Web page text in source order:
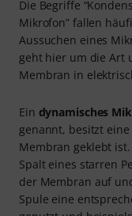
Die Begriffe
Mikrofon” fallen
Aussuchen eines
geht hier um die Art
Membran in
Ein dynamisches
genannt, besitzt
Membran geklebt
Spalt eines starren
der Membran auf
Spule eine